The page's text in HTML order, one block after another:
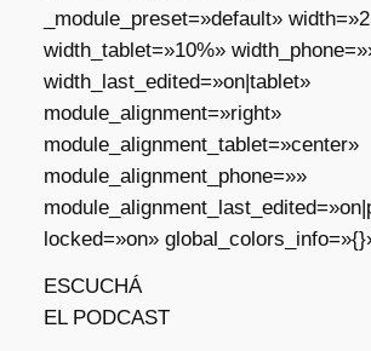
_module_preset=»default»
width_tablet=»10%»
width_last_edited=»on|tablet»
module_alignment=»right»
module_alignment_tablet=»center»
module_alignment_phone=»»
locked=»on»
ESCUCHÁ
EL PODCAST